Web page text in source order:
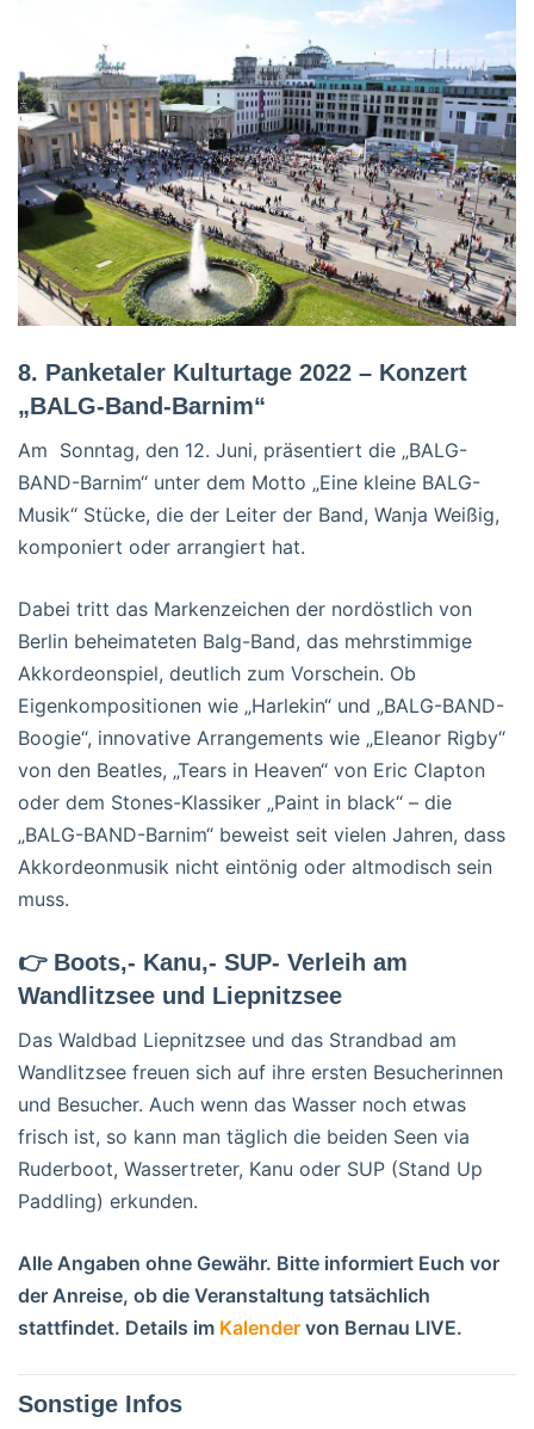
8. Panketaler Kulturtage 2022 – Konzert
„BALG-Band-Barnim“
Am Sonntag, den 12. Juni, präsentiert die „BALG-
BAND-Barnim“ unter dem Motto „Eine kleine BALG-
Musik“ Stücke, die der Leiter der Band, Wanja Weißig,
komponiert oder arrangiert hat.
Dabei tritt das Markenzeichen der nordöstlich von
Berlin beheimateten Balg-Band, das mehrstimmige
Akkordeonspiel, deutlich zum Vorschein. Ob
Eigenkompositionen wie „Harlekin“ und „BALG-BAND-
Boogie“, innovative Arrangements wie „Eleanor Rigby“
von den Beatles, „Tears in Heaven“ von Eric Clapton
oder dem Stones-Klassiker „Paint in black“ – die
„BALG-BAND-Barnim“ beweist seit vielen Jahren, dass
Akkordeonmusik nicht eintönig oder altmodisch sein
muss.
👉 Boots,- Kanu,- SUP- Verleih am
Wandlitzsee und Liepnitzsee
Das Waldbad Liepnitzsee und das Strandbad am
Wandlitzsee freuen sich auf ihre ersten Besucherinnen
und Besucher. Auch wenn das Wasser noch etwas
frisch ist, so kann man täglich die beiden Seen via
Ruderboot, Wassertreter, Kanu oder SUP (Stand Up
Paddling) erkunden.
Alle Angaben ohne Gewähr. Bitte informiert Euch vor
der Anreise, ob die Veranstaltung tatsächlich
stattfindet. Details im Kalender von Bernau LIVE.
Sonstige Infos